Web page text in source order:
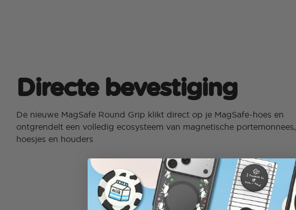
Directe bevestiging
De nieuwe MagSafe Round Grip klikt direct op je MagSafe-hoes en
ontgrendelt een volledig ecosysteem van magnetische portemonnees,
hoesjes en houders